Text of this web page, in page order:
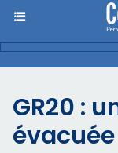
GR20 :